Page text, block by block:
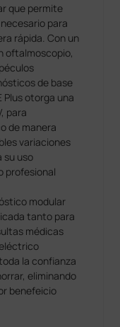
que permite
para
rápida. Con un
oftalmoscopio,
de base
Plus otorga una
para
de manera
variaciones
su uso
profesional
modular
tanto para
médicas
la confianza
eliminando
benefeicio